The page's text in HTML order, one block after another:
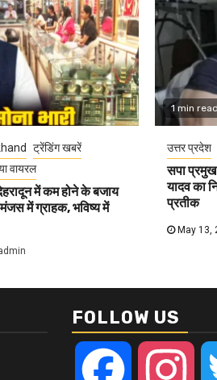
ट्रेंडिंग खबरें
वायरल
में कम होने के बजाय
में ग्राहक, भविष्य में
1 min read
उत्तर प्रदेश
सपा
यादव का
प्रतीक
May 13,
FOLLOW US
Facebook